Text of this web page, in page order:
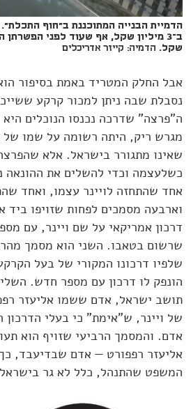
הדמיית הבנייה המתוכננת ב"חוף התכלת".
שקל. הדמיה: קייזר אדריכלים
אבל החלק המטריד באמת בסיפור
נסבלת שבה ניתן למכור קרקע
ה"פרצה" שדרכה נכנסו הנוכלים
מגרש ריק, היתה רשומה על שמו של
שאינו מתגורר בישראל. אלא
כשלעצמה וכדי להשלים את ההונאה
אחד שהתחזה לויינר עצמו, ואחד
וארבעה מסמכים לפחות שזויפו ביד
דרכון אמריקאי על שם ויינר, עם
שרשום בטאבו. השני הוא מסמך
שלפיו דרכונו המקורי של בעל
הונפק לו דרכון עם מספר חדש.
תושב ישראל, אדם ששמו אליעזר
של ויינר, ש"אימת" כי בעלי הדרכון
אדם. והמסמך הרביעי שזויף הוא
אליעזר רפפורט — אדם שבדיעבד,
המשפט שהתנהל, כלל לא גר בישראל מאז